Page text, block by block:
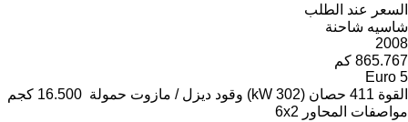
السعر عند الطلب
شاسيه شاحنة
2008
865.767 كم
Euro 5
القوة 411 حصان (302 kW) وقود ديزل / مازوت حمولة 16.500 كجم
مواصفات المحاور 6x2